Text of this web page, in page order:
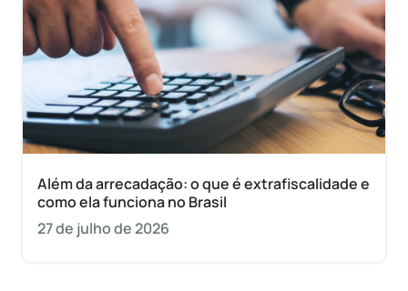
Além da arrecadação: o que é extrafiscalidade e
como ela funciona no Brasil
27 de julho de 2026